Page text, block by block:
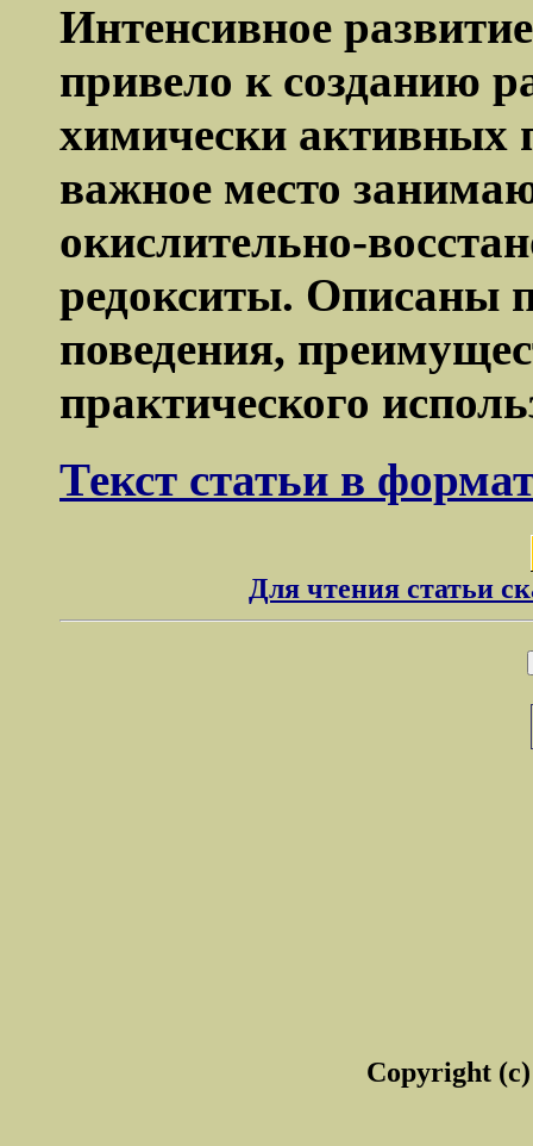
Интенсивное
привело к созданию
химически активных
важное место
окислительно-
редокситы. Описаны
поведения,
практического
Текст статьи в
Для чтения статьи
Copyright